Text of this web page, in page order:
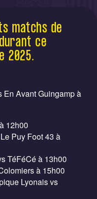
de nos
ce week-end du
matchs de
ce
2025.
En Avant Guingamp à
12h00
Puy Foot 43 à
TéFéCé à 13h00
à 15h00
Lyonais vs